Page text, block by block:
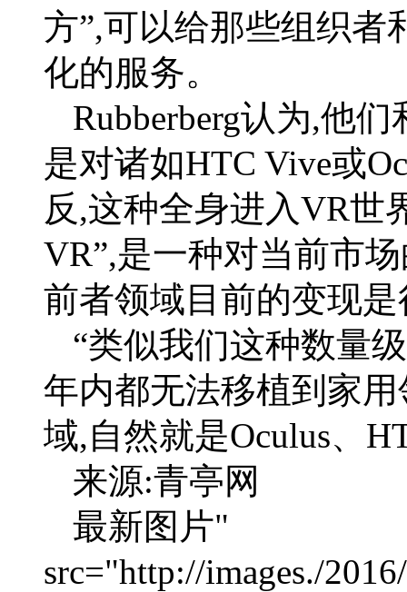
方”,可以给那些组织者
化的服务。
Rubberberg认为,他
是对诸如HTC Vive或
反,这种全身进入VR世
VR”,是一种对当前市
前者领域目前的变现
“类似我们这种数量
年内都无法移植到家
域,自然就是Oculus、
来源:青亭网
最新图片"
src="http://images./